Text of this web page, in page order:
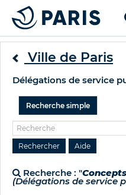
Ville de Paris
Délégations de service
Recherche simple
Recherche : "Concepts
(Délégations de service